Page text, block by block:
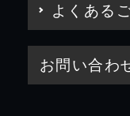
よくある
お問い合わ